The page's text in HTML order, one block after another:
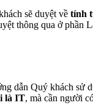
sẽ duyệt về tính
thông qua ở phần
dẫn Quý khách sử
là IT, mà cần người